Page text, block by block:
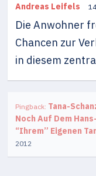
Andreas Leifels
Die Anwohner
Chancen zur
in diesem
Pingback: Tana-
Noch Auf Dem
“ihrem” Eigenen
2012